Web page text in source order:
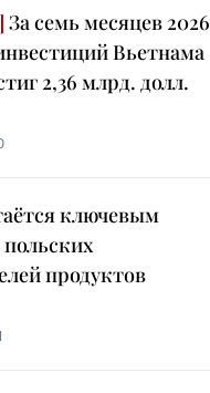
За семь месяцев 2026
Вьетнама
2,36 млрд. долл.
ключевым
продуктов